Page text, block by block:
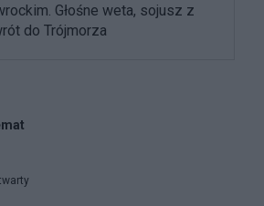
Głośne weta, sojusz z
do Trójmorza